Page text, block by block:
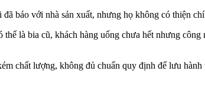
báo với nhà sản xuất, nhưng họ không có thiện
là bia cũ, khách hàng uống chưa hết nhưng
chất lượng, không đủ chuẩn quy định để lưu